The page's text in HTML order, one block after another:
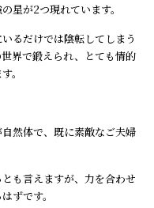
星が2つ現れています。
るだけでは陰転してしまう
界で鍛えられ、とても情的
。
然体で、既に素敵なご夫婦
も言えますが、力を合わせ
ずです。